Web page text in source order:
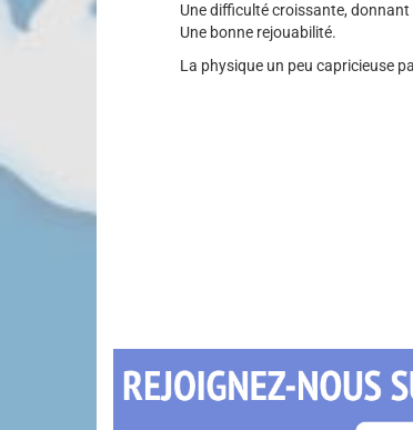
Une difficulté croissante,
Une bonne rejouabilité.
La physique un peu capricieuse